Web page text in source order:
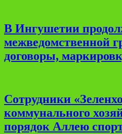
В Ингушетии
межведомственной
договоры,
Сотрудники
коммунального
порядок Аллею